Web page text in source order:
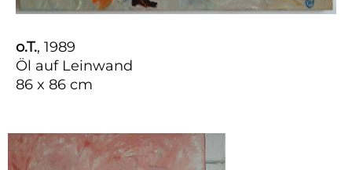
o.T., 1989
Öl auf Leinwand
86 x 86 cm